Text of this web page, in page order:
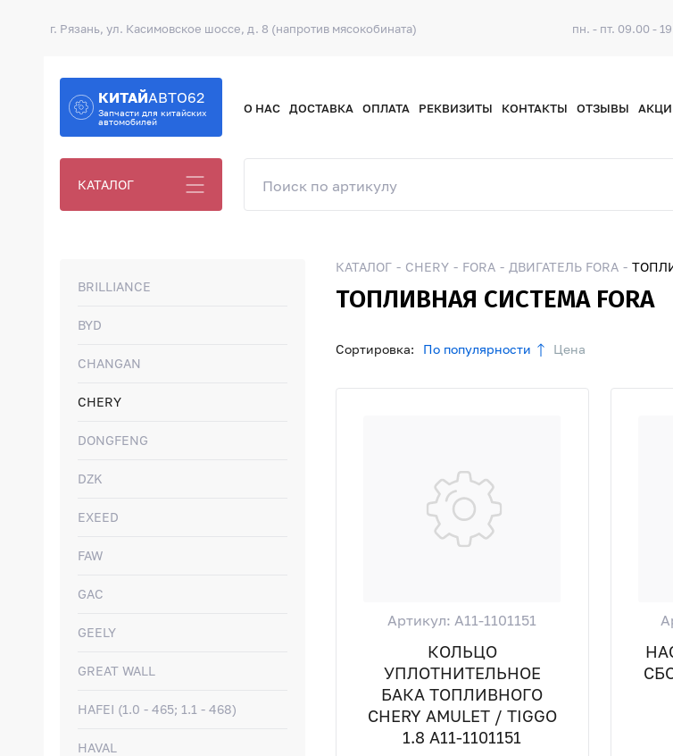
г. Рязань, ул. Касимовское шоссе, д. 8 (напротив мясокобината) пн. - пт. 09.00 -
КИТАЙАВТО62
Запчасти для китайских
автомобилей
О НАС ДОСТАВКА ОПЛАТА РЕКВИЗИТЫ КОНТАКТЫ ОТЗЫВЫ
КАТАЛОГ
BRILLIANCE
BYD
CHANGAN
CHERY
DONGFENG
DZK
EXEED
FAW
GAC
GEELY
GREAT WALL
HAFEI (1.0 - 465; 1.1 - 468)
HAVAL
КАТАЛОГ CHERY FORA ДВИГАТЕЛЬ FORA
ТОПЛИВНАЯ СИСТЕМА FORA
Сортировка: По популярности Цена
Артикул: A11-1101151
КОЛЬЦО
УПЛОТНИТЕЛЬНОЕ
БАКА ТОПЛИВНОГО
CHERY AMULET / TIGGO
1.8 A11-1101151